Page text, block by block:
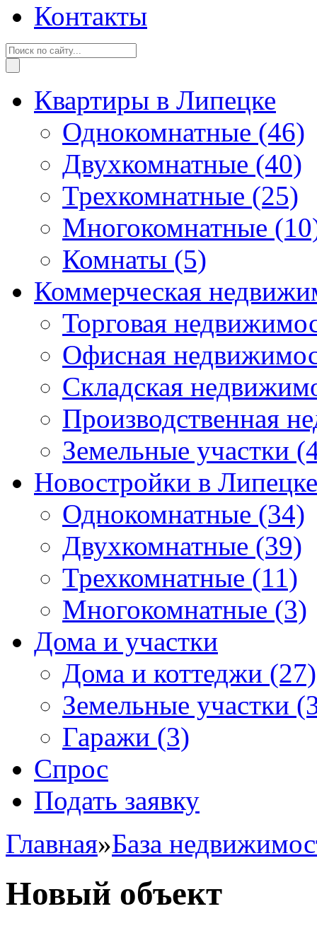
Контакты
Квартиры в Липецке
Однокомнатные (46)
Двухкомнатные (40)
Трехкомнатные (25)
Многокомнатные
Комнаты (5)
Коммерческая
Торговая
Офисная
Складская
Производственная
Земельные участки
Новостройки в Липецке
Однокомнатные (34)
Двухкомнатные (39)
Трехкомнатные (11)
Многокомнатные (3)
Дома и участки
Дома и коттеджи (27)
Земельные участки
Гаражи (3)
Спрос
Подать заявку
Главная»База
Новый объект